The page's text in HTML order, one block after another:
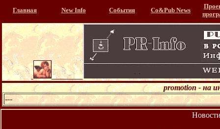
Главная New Info События Со&Pub News
promotion - на
---